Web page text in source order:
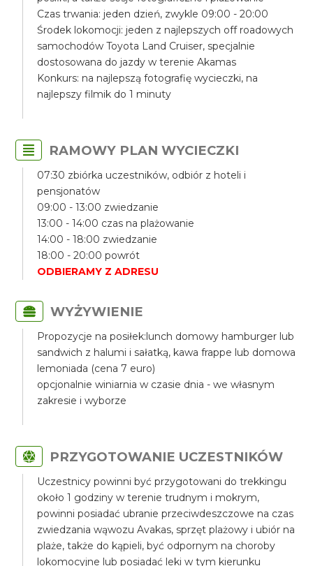
Czas trwania: jeden dzień, zwykle 09:00 - 20:00
Środek lokomocji: jeden z najlepszych off roadowych
samochodów Toyota Land Cruiser, specjalnie
dostosowana do jazdy w terenie Akamas
Konkurs: na najlepszą fotografię wycieczki, na
najlepszy filmik do 1 minuty
RAMOWY PLAN WYCIECZKI
07:30 zbiórka uczestników, odbiór z hoteli i
pensjonatów
09:00 - 13:00 zwiedzanie
13:00 - 14:00 czas na plażowanie
14:00 - 18:00 zwiedzanie
18:00 - 20:00 powrót
ODBIERAMY Z ADRESU
WYŻYWIENIE
Propozycje na posiłek:lunch domowy hamburger lub
sandwich z halumi i sałatką, kawa frappe lub domowa
lemoniada (cena 7 euro)
opcjonalnie winiarnia w czasie dnia - we własnym
zakresie i wyborze
PRZYGOTOWANIE UCZESTNIKÓW
Uczestnicy powinni być przygotowani do trekkingu
około 1 godziny w terenie trudnym i mokrym,
powinni posiadać ubranie przeciwdeszczowe na czas
zwiedzania wąwozu Avakas, sprzęt plażowy i ubiór na
plaże, także do kąpieli, być odpornym na choroby
lokomocyjne lub posiadać leki w tym kierunku